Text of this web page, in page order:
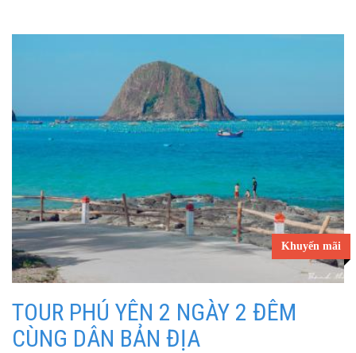
Khuyến mãi
TOUR PHÚ YÊN 2 NGÀY 2 ĐÊM
CÙNG DÂN BẢN ĐỊA